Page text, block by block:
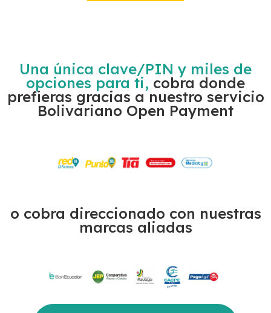
Una única clave/PIN y miles de
opciones para ti, cobra donde
prefieras gracias a nuestro servicio
Bolivariano Open Payment
o cobra direccionado con nuestras
marcas aliadas